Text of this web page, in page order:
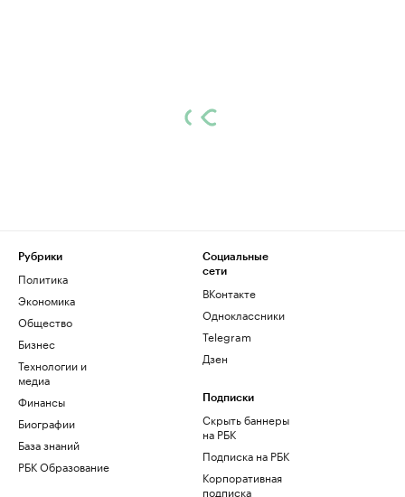
Рубрики
Политика
Экономика
Общество
Бизнес
Технологии и
медиа
Финансы
Биографии
База знаний
РБК Образование
Социальные
сети
ВКонтакте
Одноклассники
Telegram
Дзен
Подписки
Скрыть баннеры
на РБК
Подписка на РБК
Корпоративная
подписка